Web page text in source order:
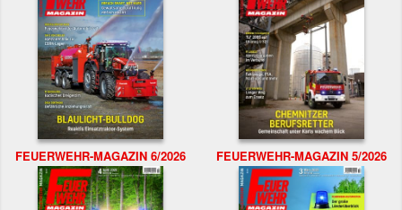
FEUERWEHR-MAGAZIN 6/2026 FEUERWEHR-MAGAZIN 5/2026